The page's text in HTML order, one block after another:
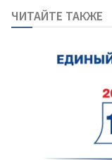
ЧИТАЙТЕ ТАКЖЕ